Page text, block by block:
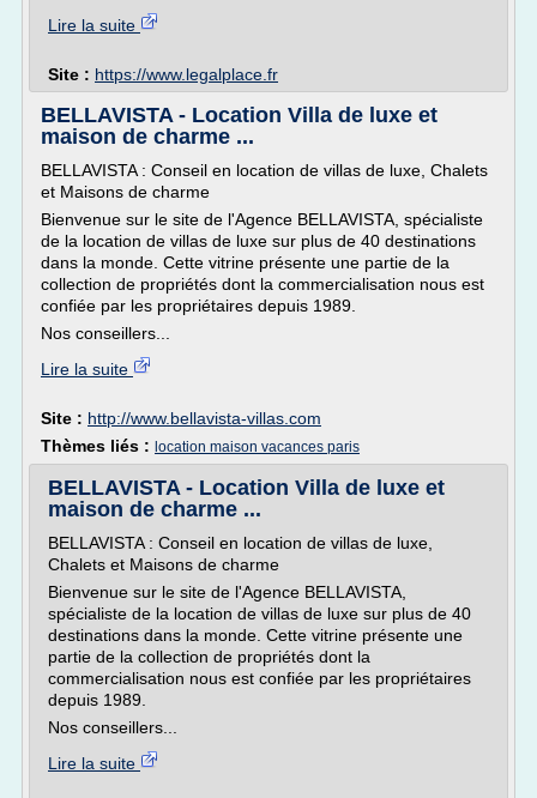
Lire la suite
Site : https://www.legalplace.fr
BELLAVISTA - Location Villa de luxe et
maison de charme ...
BELLAVISTA : Conseil en location de villas de luxe, Chalets
et Maisons de charme
Bienvenue sur le site de l'Agence BELLAVISTA, spécialiste
de la location de villas de luxe sur plus de 40 destinations
dans la monde. Cette vitrine présente une partie de la
collection de propriétés dont la commercialisation nous est
confiée par les propriétaires depuis 1989.
Nos conseillers...
Lire la suite
Site : http://www.bellavista-villas.com
Thèmes liés : location maison vacances paris
BELLAVISTA - Location Villa de luxe et
maison de charme ...
BELLAVISTA : Conseil en location de villas de luxe,
Chalets et Maisons de charme
Bienvenue sur le site de l'Agence BELLAVISTA,
spécialiste de la location de villas de luxe sur plus de 40
destinations dans la monde. Cette vitrine présente une
partie de la collection de propriétés dont la
commercialisation nous est confiée par les propriétaires
depuis 1989.
Nos conseillers...
Lire la suite